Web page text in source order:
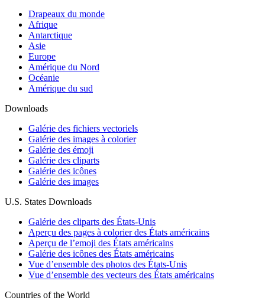
Drapeaux du monde
Afrique
Antarctique
Asie
Europe
Amérique du Nord
Océanie
Amérique du sud
Downloads
Galérie des fichiers vectoriels
Galérie des images à colorier
Galérie des émoji
Galérie des cliparts
Galérie des icônes
Galérie des images
U.S. States Downloads
Galérie des cliparts des États-Unis
Aperçu des pages à colorier des États américains
Aperçu de l’emoji des États américains
Galérie des icônes des États américains
Vue d’ensemble des photos des États-Unis
Vue d’ensemble des vecteurs des États américains
Countries of the World